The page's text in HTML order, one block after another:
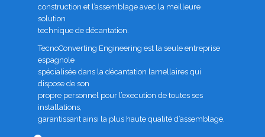
construction et l’assemblage avec la meilleure
solution
technique de décantation.
TecnoConverting Engineering est la seule entreprise
espagnole
spécialisée dans la décantation lamellaires qui
dispose de son
propre personnel pour l’execution de toutes ses
installations,
garantissant ainsi la plus haute qualité d’assemblage.